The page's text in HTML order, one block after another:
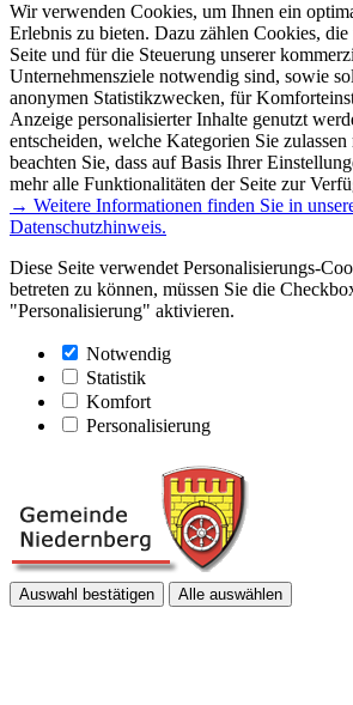
Wir verwenden Cookies, um Ihnen ein
Erlebnis zu bieten. Dazu zählen Cookies,
Seite und für die Steuerung unserer
Unternehmensziele notwendig sind, sowie
anonymen Statistikzwecken, für
Anzeige personalisierter Inhalte genutzt
entscheiden, welche Kategorien Sie
beachten Sie, dass auf Basis Ihrer
mehr alle Funktionalitäten der Seite zur
→ Weitere Informationen finden Sie in
Datenschutzhinweis.
Diese Seite verwendet Personalisierungs-
betreten zu können, müssen Sie die
"Personalisierung" aktivieren.
Notwendig
Statistik
Komfort
Personalisierung
Auswahl bestätigen Alle auswählen